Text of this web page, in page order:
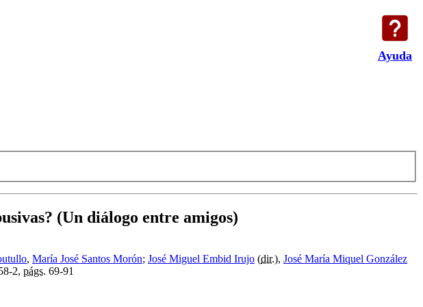
Ayuda
(Un diálogo entre amigos)
, María José Santos Morón; José Miguel Embid Irujo (dir.), José María Miquel González
2, págs. 69-91